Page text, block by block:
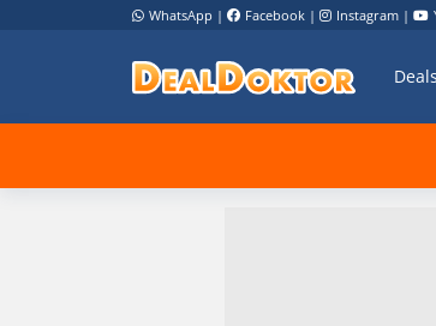
WhatsApp | Facebook | Instagram |
Deals